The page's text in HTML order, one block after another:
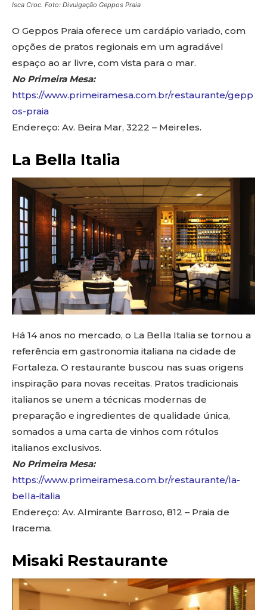
Isca Croc. Foto: Divulgação Geppos Praia
O Geppos Praia oferece um cardápio variado, com
opções de pratos regionais em um agradável
espaço ao ar livre, com vista para o mar.
No Primeira Mesa:
https://www.primeiramesa.com.br/restaurante/gepp
os-praia
Endereço: Av. Beira Mar, 3222 – Meireles.
La Bella Italia
Há 14 anos no mercado, o La Bella Italia se tornou a
referência em gastronomia italiana na cidade de
Fortaleza. O restaurante buscou nas suas origens
inspiração para novas receitas. Pratos tradicionais
italianos se unem a técnicas modernas de
preparação e ingredientes de qualidade única,
somados a uma carta de vinhos com rótulos
italianos exclusivos.
No Primeira Mesa:
https://www.primeiramesa.com.br/restaurante/la-
bella-italia
Endereço: Av. Almirante Barroso, 812 – Praia de
Iracema.
Misaki Restaurante